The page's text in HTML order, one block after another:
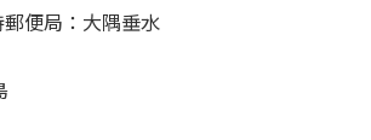
便局：大隅垂水